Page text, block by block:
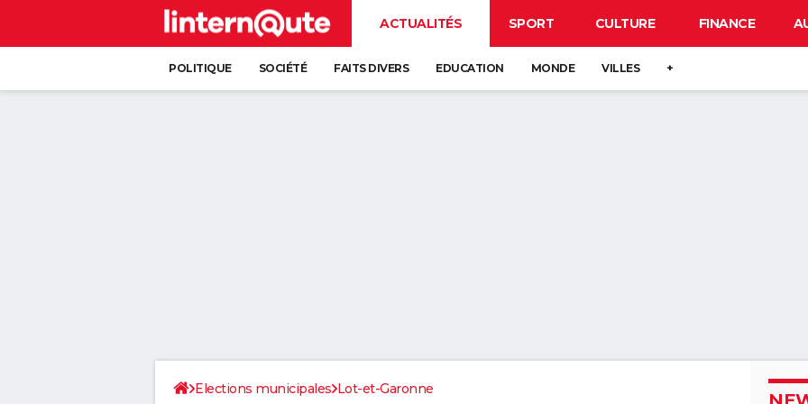
ACTUALITÉS SPORT CULTURE FINANCE
POLITIQUE SOCIÉTÉ FAITS DIVERS EDUCATION MONDE VILLES +
Elections municipales Lot-et-Garonne